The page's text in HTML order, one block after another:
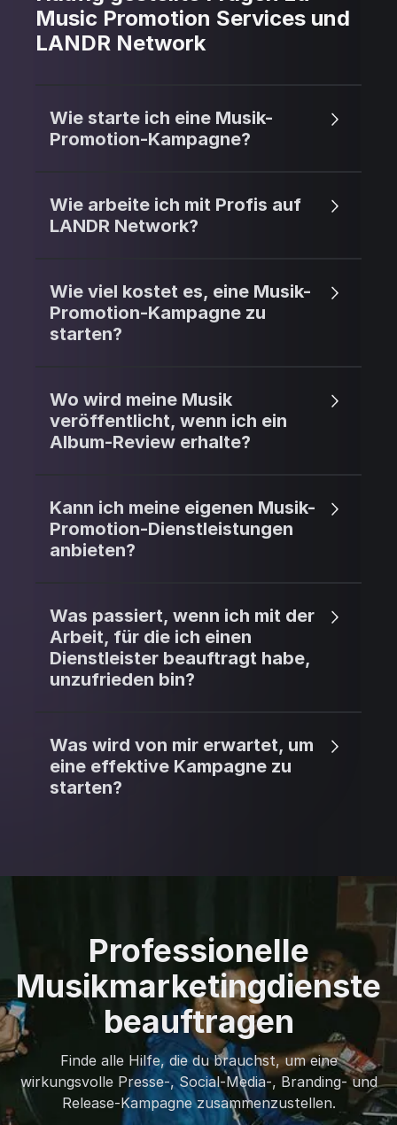
Music Promotion Services und
LANDR Network
Wie starte ich eine Musik-
Promotion-Kampagne?
Wie arbeite ich mit Profis auf
LANDR Network?
Wie viel kostet es, eine Musik-
Promotion-Kampagne zu
starten?
Wo wird meine Musik
veröffentlicht, wenn ich ein
Album-Review erhalte?
Kann ich meine eigenen Musik-
Promotion-Dienstleistungen
anbieten?
Was passiert, wenn ich mit der
Arbeit, für die ich einen
Dienstleister beauftragt habe,
unzufrieden bin?
Was wird von mir erwartet, um
eine effektive Kampagne zu
starten?
Professionelle
Musikmarketingdienste
beauftragen
Finde alle Hilfe, die du brauchst, um eine
wirkungsvolle Presse-, Social-Media-, Branding- und
Release-Kampagne zusammenzustellen.